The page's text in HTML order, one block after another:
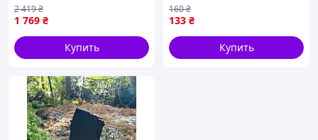
1 769 ₴
2 419₴
Купить
133 ₴
160₴
Купить